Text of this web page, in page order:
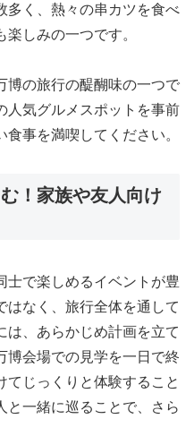
多く、熱々の串カツを食べ
しみの一つです。
博の旅行の醍醐味の一つで
人気グルメスポットを事前
事を満喫してください。
！家族や友人向け
士で楽しめるイベントが豊
はなく、旅行全体を通して
は、あらかじめ計画を立て
博会場での見学を一日で終
てじっくりと体験すること
と一緒に巡ることで、さら